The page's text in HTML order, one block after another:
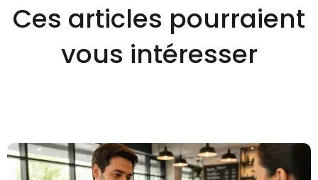
Ces articles pourraient
vous intéresser